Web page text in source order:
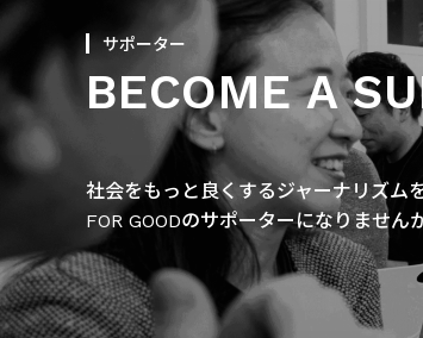
サポーター
BECOME A
社会をもっと良くするジャーナリズム
FOR GOODのサポーターになりません